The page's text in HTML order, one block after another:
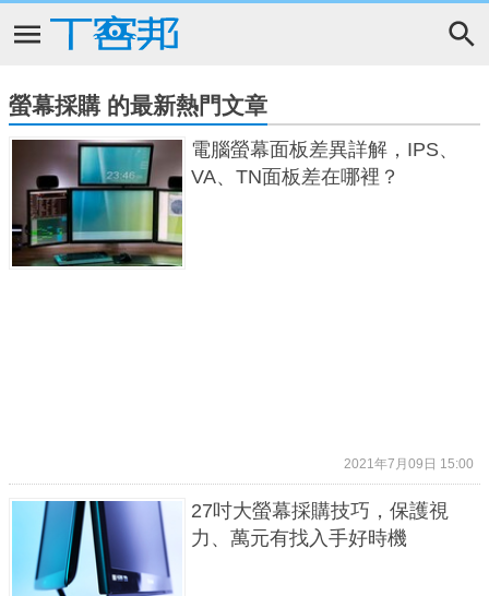
螢幕採購 的最新熱門文章
電腦螢幕面板差異詳解，IPS、
VA、TN面板差在哪裡？
2021年7月09日 15:00
27吋大螢幕採購技巧，保護視
力、萬元有找入手好時機